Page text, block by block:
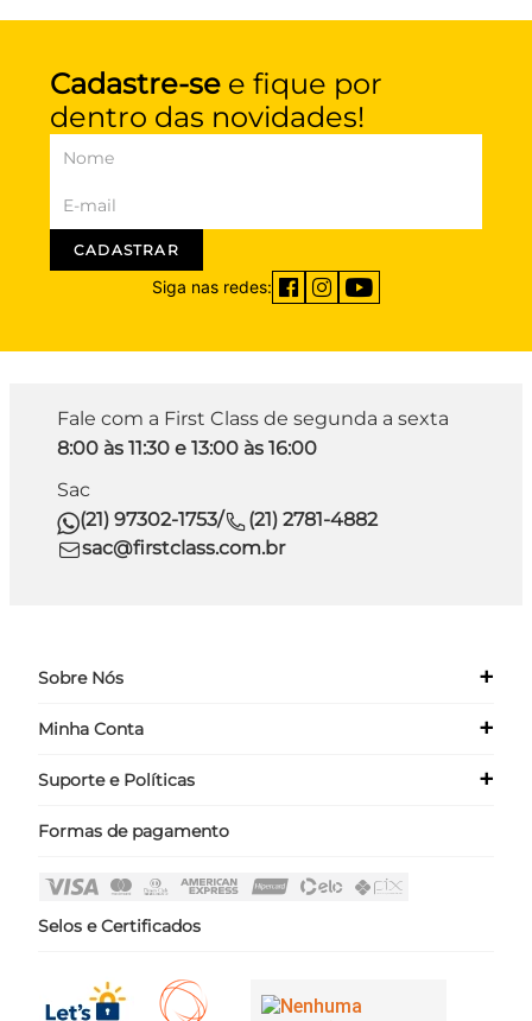
Cadastre-se e fique por
dentro das novidades!
CADASTRAR
Siga nas redes:
Fale com a First Class de segunda a sexta
8:00 às 11:30 e 13:00 às 16:00
Sac
(21) 97302-1753/
(21) 2781-4882
sac@firstclass.com.br
Sobre Nós +
Quem Somos
Minha Conta +
Meus Dados
Suporte e Políticas +
Políticas
Fale Conosco
Formas de pagamento
Selos e Certificados